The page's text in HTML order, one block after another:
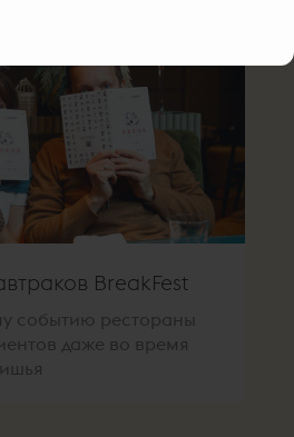
BreakFest
событию рестораны
даже во время